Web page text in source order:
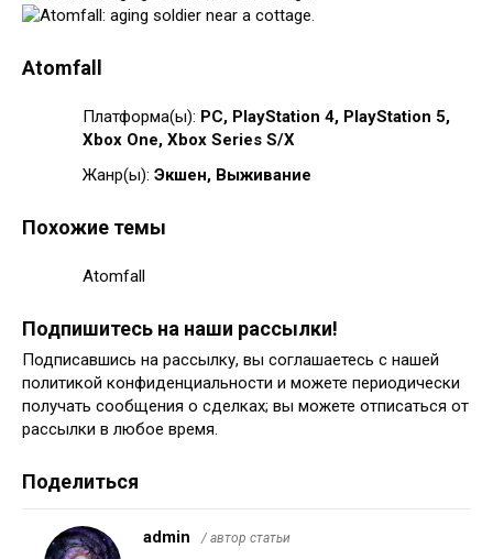
Atomfall
Платформа(ы): PC, PlayStation 4, PlayStation 5,
Xbox One, Xbox Series S/X
Жанр(ы): Экшен, Выживание
Похожие темы
Atomfall
Подпишитесь на наши рассылки!
Подписавшись на рассылку, вы соглашаетесь с нашей
политикой конфиденциальности и можете периодически
получать сообщения о сделках; вы можете отписаться от
рассылки в любое время.
Поделиться
admin / автор статьи